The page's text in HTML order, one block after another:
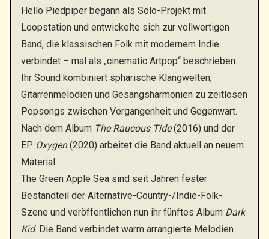
Hello Piedpiper begann als Solo-Projekt mit
Loopstation und entwickelte sich zur vollwertigen
Band, die klassischen Folk mit modernem Indie
verbindet – mal als „cinematic Artpop“ beschrieben.
Ihr Sound kombiniert sphärische Klangwelten,
Gitarrenmelodien und Gesangsharmonien zu zeitlosen
Popsongs zwischen Vergangenheit und Gegenwart.
Nach dem Album The Raucous Tide(2016) und der
EP Oxygen(2020) arbeitet die Band aktuell an neuem
Material.
The Green Apple Sea sind seit Jahren fester
Bestandteil der Alternative-Country-/Indie-Folk-
Szene und veröffentlichen nun ihr fünftes Album Dark
Kid. Die Band verbindet warm arrangierte Melodien